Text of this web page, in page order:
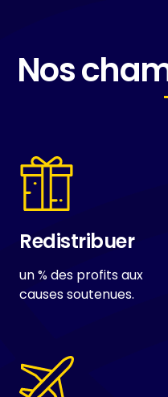
Nos
Redistribuer
un % des profits aux
causes soutenues.